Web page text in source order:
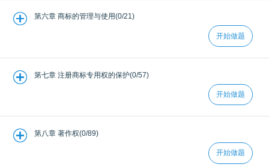
第六章 商标的管理与使用(0/21)
开始做题
第七章 注册商标专用权的保护(0/57)
开始做题
第八章 著作权(0/89)
开始做题